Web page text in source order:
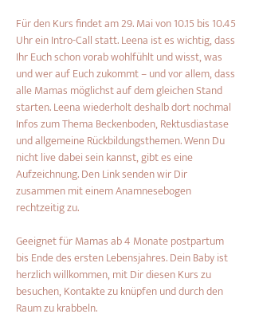
Für den Kurs findet am 29. Mai von 10.15 bis 10.45
Uhr ein Intro-Call statt. Leena ist es wichtig, dass
Ihr Euch schon vorab wohlfühlt und wisst, was
und wer auf Euch zukommt – und vor allem, dass
alle Mamas möglichst auf dem gleichen Stand
starten. Leena wiederholt deshalb dort nochmal
Infos zum Thema Beckenboden, Rektusdiastase
und allgemeine Rückbildungsthemen. Wenn Du
nicht live dabei sein kannst, gibt es eine
Aufzeichnung. Den Link senden wir Dir
zusammen mit einem Anamnesebogen
rechtzeitig zu.
Geeignet für Mamas ab 4 Monate postpartum
bis Ende des ersten Lebensjahres. Dein Baby ist
herzlich willkommen, mit Dir diesen Kurs zu
besuchen, Kontakte zu knüpfen und durch den
Raum zu krabbeln.